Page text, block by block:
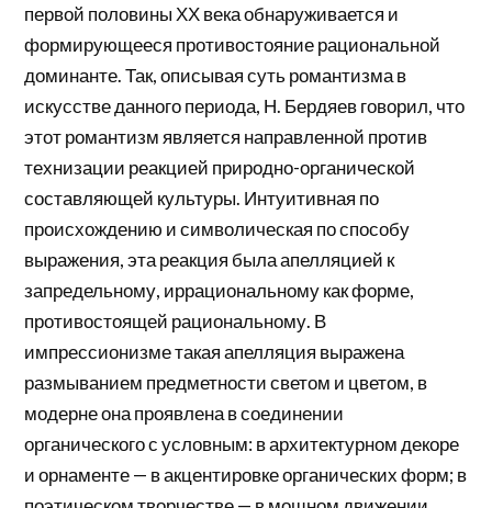
первой половины ХХ века обнаруживается и
формирующееся противостояние рациональной
доминанте. Так, описывая суть романтизма в
искусстве данного периода, Н. Бердяев говорил, что
этот романтизм является направленной против
технизации реакцией природно-органической
составляющей культуры. Интуитивная по
происхождению и символическая по способу
выражения, эта реакция была апелляцией к
запредельному, иррациональному как форме,
противостоящей рациональному. В
импрессионизме такая апелляция выражена
размыванием предметности светом и цветом, в
модерне она проявлена в соединении
органического с условным: в архитектурном декоре
и орнаменте — в акцентировке органических форм; в